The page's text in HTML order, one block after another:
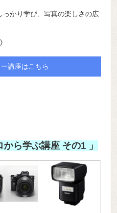
かり学び、写真の楽しさの広
講座はこちら
ら学ぶ講座 その1 」